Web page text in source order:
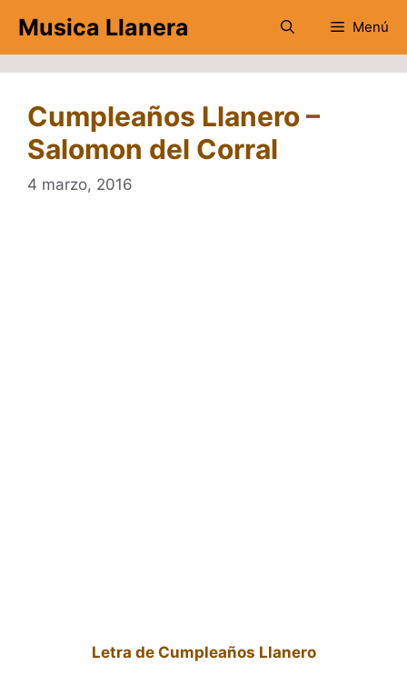
contenido
Musica Llanera Menú
Cumpleaños Llanero –
Salomon del Corral
4 marzo, 2016
Letra de Cumpleaños Llanero